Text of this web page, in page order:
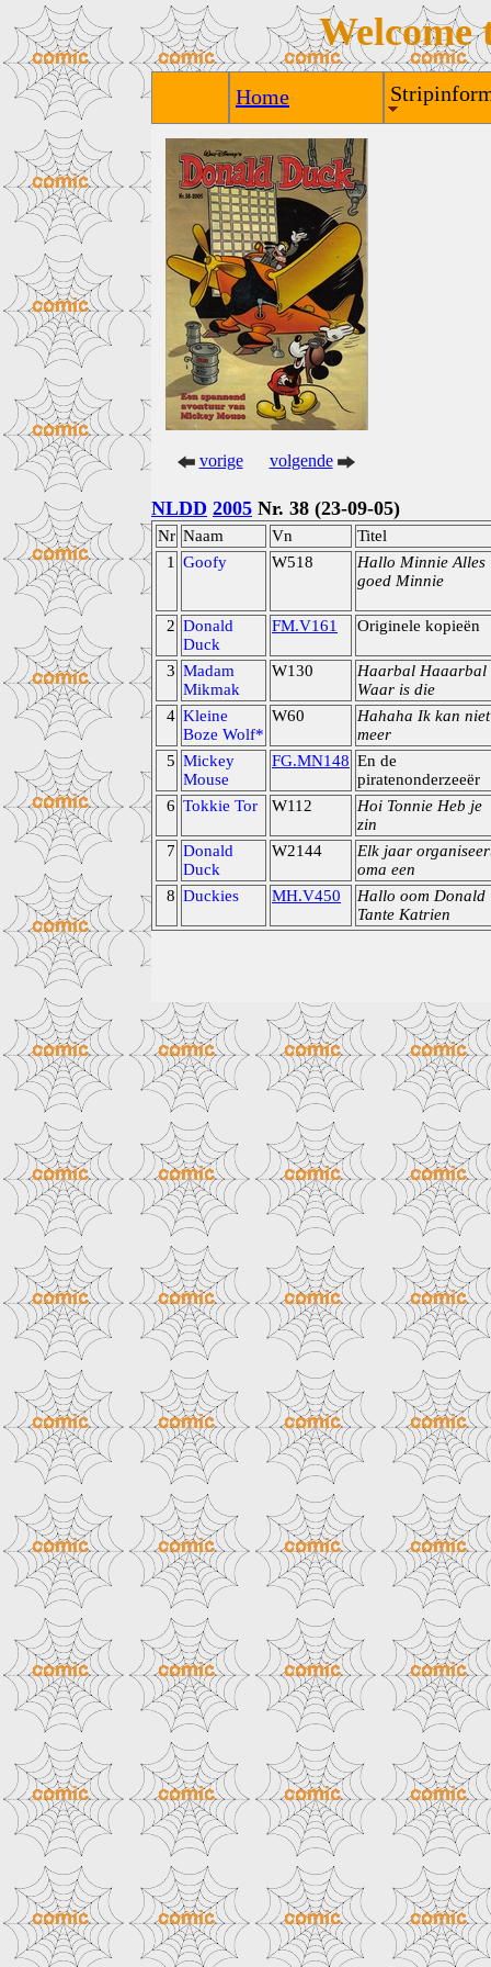
Welcome
Home
vorige volgende
NLDD 2005 Nr. 38 (23-09-05)
Nr Naam Vn
Titel
1
Goofy W518
Hallo Minnie Alles
goed Minnie
2 Donald
Duck
FM.V161 Originele kopieën
3 Madam
Mikmak
W130
Haarbal Haaarbal
Waar is die
4 Kleine
Boze Wolf*
W60
Hahaha Ik kan niet
meer
5 Mickey
Mouse
FG.MN148 En de
piratenonderzeeër
6 Tokkie Tor W112
Hoi Tonnie Heb je
zin
7 Donald
Duck
W2144
Elk jaar
oma een
8 Duckies MH.V450
Hallo oom Donald
Tante Katrien